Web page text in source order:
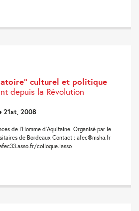
culturel et politique
depuis la Révolution
21st, 2008
de l’Homme d’Aquitaine. Organisé par le
de Bordeaux Contact : afec@msha.fr
colloque.lasso